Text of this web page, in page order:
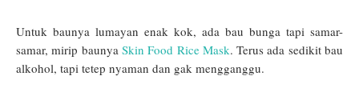
Untuk baunya lumayan enak kok, ada bau bunga tapi samar-
samar, mirip baunya Skin Food Rice Mask. Terus ada sedikit bau
alkohol, tapi tetep nyaman dan gak mengganggu.